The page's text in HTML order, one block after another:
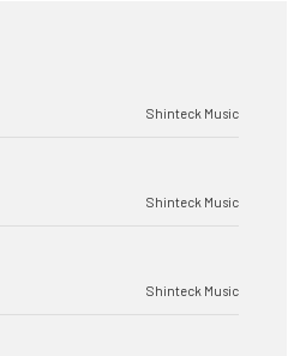
Shinteck Music
Shinteck Music
Shinteck Music